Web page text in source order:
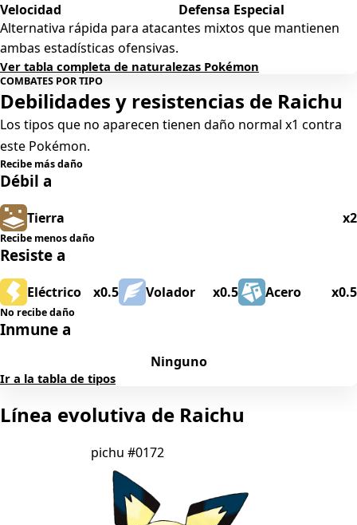
Velocidad
Defensa Especial
Alternativa rápida para atacantes mixtos que mantienen
ambas estadísticas ofensivas.
Ver tabla completa de naturalezas Pokémon
COMBATES POR TIPO
Debilidades y resistencias de Raichu
Los tipos que no aparecen tienen daño normal x1 contra
este Pokémon.
Recibe más daño
Débil a
Tierra x2
Recibe menos daño
Resiste a
Eléctrico x0.5 Volador x0.5 Acero x0.5
No recibe daño
Inmune a
Ninguno
Ir a la tabla de tipos
Línea evolutiva de Raichu
pichu #0172